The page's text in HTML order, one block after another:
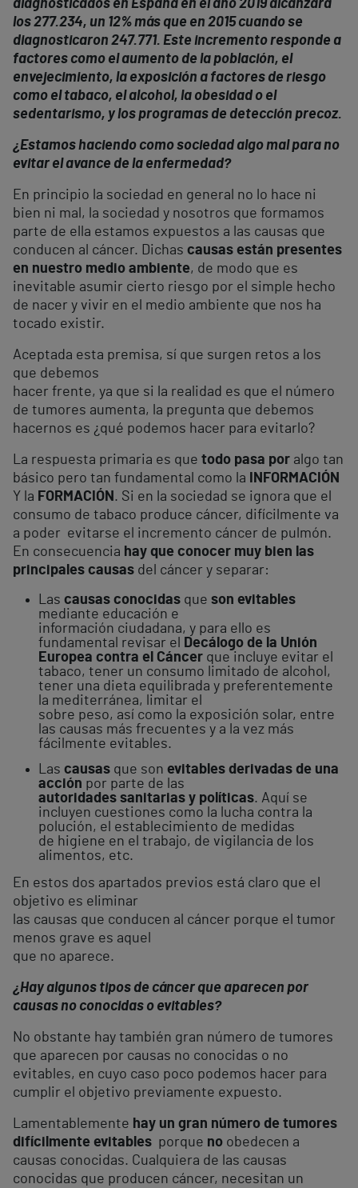
diagnosticados en España en el año 2019 alcanzará
los 277.234, un 12% más que en 2015 cuando se
diagnosticaron 247.771. Este incremento responde a
factores como el aumento de la población, el
envejecimiento, la exposición a factores de riesgo
como el tabaco, el alcohol, la obesidad o el
sedentarismo, y los programas de detección precoz.
¿Estamos haciendo como sociedad algo mal para no
evitar el avance de la enfermedad?
En principio la sociedad en general no lo hace ni
bien ni mal, la sociedad y nosotros que formamos
parte de ella estamos expuestos a las causas que
conducen al cáncer. Dichas causas están presentes
en nuestro medio ambiente, de modo que es
inevitable asumir cierto riesgo por el simple hecho
de nacer y vivir en el medio ambiente que nos ha
tocado existir.
Aceptada esta premisa, sí que surgen retos a los
que debemos
hacer frente, ya que si la realidad es que el número
de tumores aumenta, la pregunta que debemos
hacernos es ¿qué podemos hacer para evitarlo?
La respuesta primaria es que todo pasa por algo tan
básico pero tan fundamental como la
INFORMACIÓN
Y la FORMACIÓN . Si en la sociedad se ignora que el
consumo de tabaco produce cáncer, difícilmente va
a poder evitarse el incremento cáncer de pulmón.
En consecuencia hay que conocer muy bien las
principales causas del cáncer y separar:
Las causas conocidas que son evitables
mediante educación e
información ciudadana, y para ello es
fundamental revisar el
Decálogo de la Unión
Europea contra el Cáncer que incluye evitar el
tabaco, tener un consumo limitado de alcohol,
tener una dieta equilibrada y preferentemente
la mediterránea, limitar el
sobre peso, así como la exposición solar, entre
las causas más frecuentes y a la vez más
fácilmente evitables.
Las causas que son evitables derivadas de una
acción por parte de las
autoridades sanitarias y políticas. Aquí se
incluyen cuestiones como la lucha contra la
polución, el establecimiento de medidas
de higiene en el trabajo, de vigilancia de los
alimentos, etc.
En estos dos apartados previos está claro que el
objetivo es eliminar
las causas que conducen al cáncer porque el tumor
menos grave es aquel
que no aparece.
¿Hay algunos tipos de cáncer que aparecen por
causas no conocidas o evitables?
No obstante hay también gran número de tumores
que aparecen por causas no conocidas o no
evitables, en cuyo caso poco podemos hacer para
cumplir el objetivo previamente expuesto.
Lamentablemente hay un gran número de tumores
difícilmente evitables porque no obedecen a
causas conocidas. Cualquiera de las causas
conocidas que producen cáncer, necesitan un